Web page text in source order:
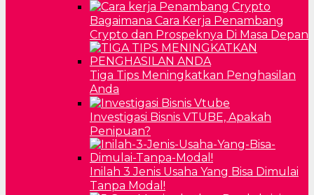
Bagaimana Cara Kerja Penambang
Crypto dan Prospeknya Di Masa Depan
Tiga Tips Meningkatkan Penghasilan
Anda
Investigasi Bisnis VTUBE, Apakah
Penipuan?
Inilah 3 Jenis Usaha Yang Bisa Dimulai
Tanpa Modal!